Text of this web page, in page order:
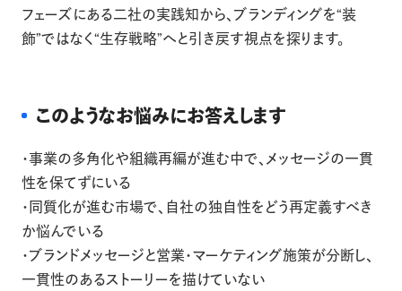
フェーズにある二社の実践知から、ブランディングを“装
飾”ではなく“生存戦略”へと引き戻す視点を探ります。
このようなお悩みにお答えします
・事業の多角化や組織再編が進む中で、メッセージの一貫
性を保てずにいる
・同質化が進む市場で、自社の独自性をどう再定義すべき
か悩んでいる
・ブランドメッセージと営業・マーケティング施策が分断し、
一貫性のあるストーリーを描けていない